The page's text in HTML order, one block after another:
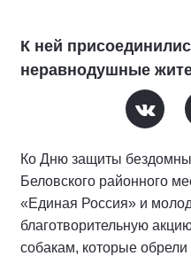
К ней
неравнодушные
Ко Дню защиты
Беловского районного
«Единая Россия» и
благотворительную
собакам, которые